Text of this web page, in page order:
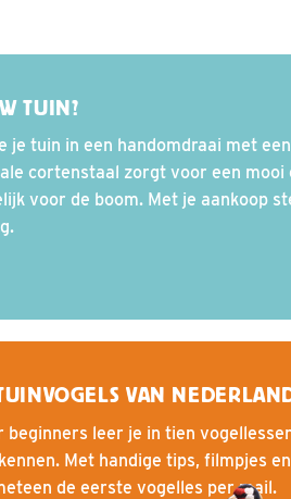
TUIN?
tuin in een handomdraai met een
cortenstaal zorgt voor een mooi
voor de boom. Met je aankoop
VAN
leer je in tien
Met handige tips, filmpjes en
de eerste vogelles per mail.